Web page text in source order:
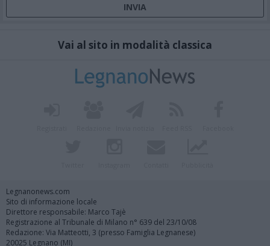
Vai al sito in modalità classica
Legnanonews.com
Sito di informazione locale
Direttore responsabile: Marco Tajè
Registrazione al Tribunale di Milano n° 639 del 23/10/08
Redazione: Via Matteotti, 3 (presso Famiglia Legnanese)
20025 Legnano (MI)